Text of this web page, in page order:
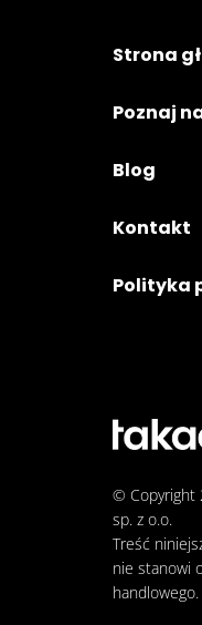
Strona
Poznaj
Blog
Kontakt
Polityka
©
sp. z o.o.
Treść
nie stanowi
handlowego.